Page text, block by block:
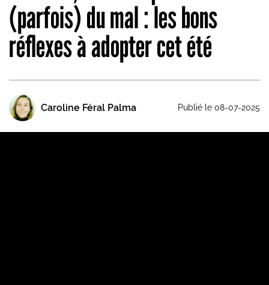
(parfois) du mal : les bons
réflexes à adopter cet été
Caroline Féral Palma Publié le 08-07-2025